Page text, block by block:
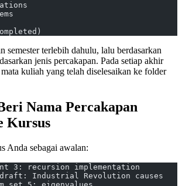
semester terlebih dahulu, lalu berdasarkan
jenis percakapan. Pada setiap akhir
kuliah yang telah diselesaikan ke folder
Nama Percakapan
Kursus
Anda sebagai awalan:
3: recursion implementation
draft: Industrial Revolution causes